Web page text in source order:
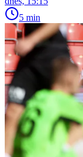
5 min